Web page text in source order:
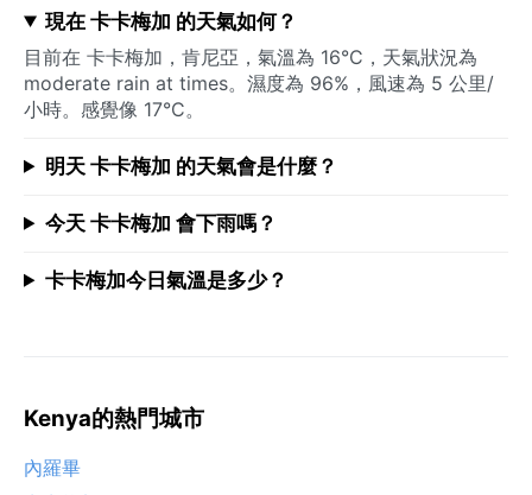
現在 卡卡梅加 的天氣如何？
目前在 卡卡梅加，肯尼亞，氣溫為 16°C，天氣狀況為
moderate rain at times。濕度為 96%，風速為 5 公里/
小時。感覺像 17°C。
明天 卡卡梅加 的天氣會是什麼？
今天 卡卡梅加 會下雨嗎？
卡卡梅加今日氣溫是多少？
Kenya的熱門城市
內羅畢